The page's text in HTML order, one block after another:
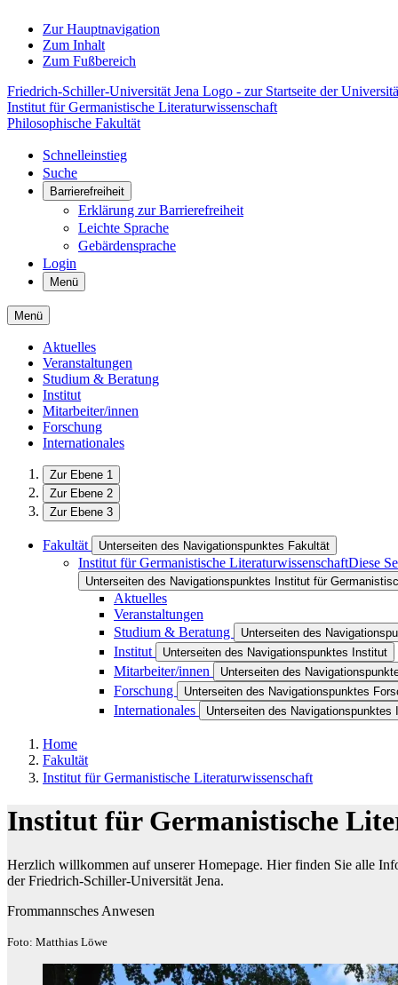
Zur Hauptnavigation
Zum Inhalt
Zum Fußbereich
Friedrich-Schiller-Universität Jena Logo - zur Startseite der
Institut für Germanistische Literaturwissenschaft
Philosophische Fakultät
Schnelleinstieg
Suche
Barrierefreiheit
Erklärung zur Barrierefreiheit
Leichte Sprache
Gebärdensprache
Login
Menü
Menü
Aktuelles
Veranstaltungen
Studium & Beratung
Institut
Mitarbeiter/innen
Forschung
Internationales
Zur Ebene 1
Zur Ebene 2
Zur Ebene 3
Fakultät Unterseiten des Navigationspunktes Fakultät
Institut für Germanistische LiteraturwissenschaftDiese
Unterseiten des Navigationspunktes Institut für
Aktuelles
Veranstaltungen
Studium & Beratung
Unterseiten des
Institut Unterseiten des Navigationspunktes Institut
Mitarbeiter/innen Unterseiten des
Forschung Unterseiten des Navigationspunktes
Internationales Unterseiten des Navigationspunktes
Home
Fakultät
Institut für Germanistische Literaturwissenschaft
Institut für Germanistische
Herzlich willkommen auf unserer Homepage. Hier finden Sie alle
der Friedrich-Schiller-Universität Jena.
Frommannsches Anwesen
Foto: Matthias Löwe